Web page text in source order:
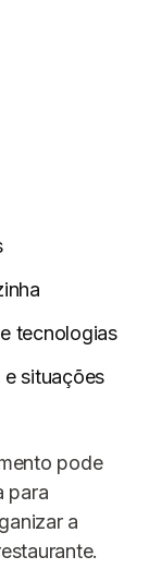
tecnologias
e situações
pode
para
a